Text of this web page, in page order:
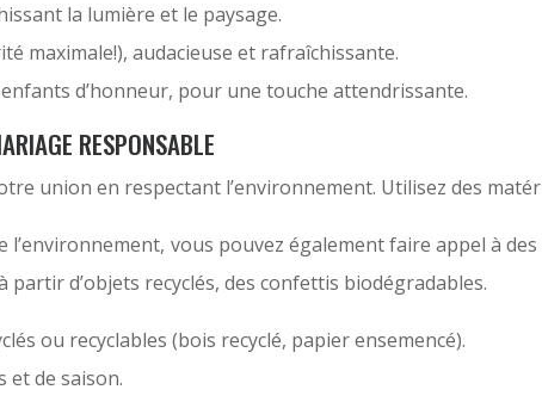
la lumière et le paysage.
maximale!), audacieuse et rafraîchissante.
d’honneur, pour une touche attendrissante.
RESPONSABLE
union en respectant l’environnement. Utilisez des
l’environnement, vous pouvez également faire appel à
partir d’objets recyclés, des confettis biodégradables.
ou recyclables (bois recyclé, papier ensemencé).
et de saison.